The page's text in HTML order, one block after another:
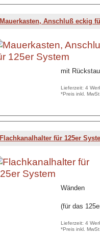
Mauerkasten, Anschluß eckig
mit
Lieferzeit: 4
*Preis inkl.
Flachkanalhalter für 125er
Wänden
(für das
Lieferzeit: 4
*Preis inkl.